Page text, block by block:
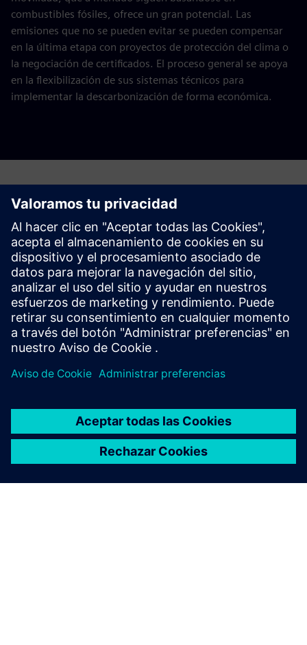
combustibles fósiles, ofrece un gran potencial. Las
emisiones que no se pueden evitar se pueden compensar
en la última etapa con proyectos de protección del clima o
la negociación de certificados. El proceso general se apoya
en la flexibilización de sus sistemas técnicos para
implementar la descarbonización de forma económica.
Solicite un presupuesto para su estudio de
descarbonización
Rellene el siguiente formulario.
Esta oferta está dirigida a empresas que consumen mucha
energía y que consumen más de 10 GWh al año
(electricidad y calefacción)